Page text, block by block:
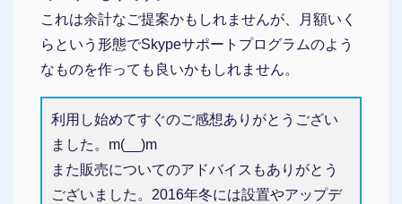
これは余計なご提案かもしれませんが、月額いく
らという形態でSkypeサポートプログラムのよう
なものを作っても良いかもしれません。
利用し始めてすぐのご感想ありがとうござい
ました。m(__)m
また販売についてのアドバイスもありがとう
ございました。2016年冬には設置やアップデ